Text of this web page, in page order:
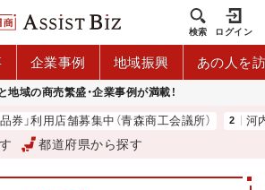
検索 ログイン
企業事例 地域振興 あの人を
地域の商売繁盛・企業事例が満載！
」利用店舗募集中（青森商工会議所） 河内
都道府県から探す